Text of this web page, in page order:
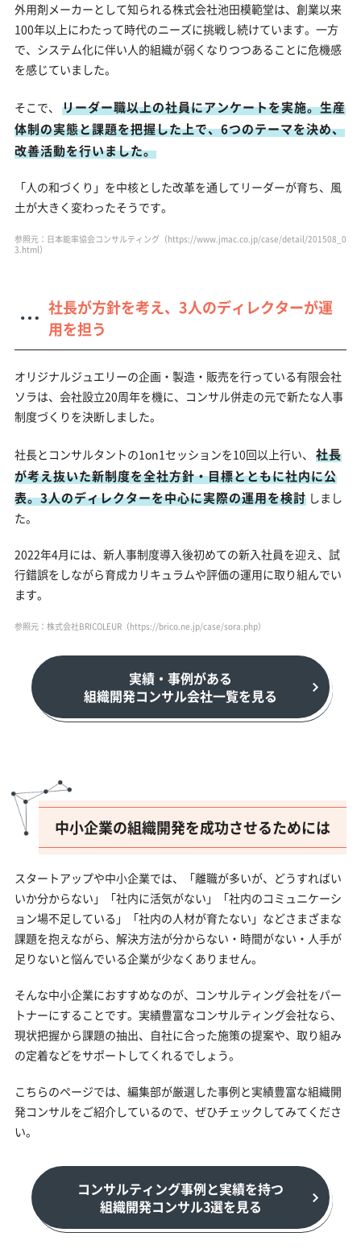
外用剤メーカーとして知られる株式会社池田模範堂は、創業以来
100年以上にわたって時代のニーズに挑戦し続けています。一方
で、システム化に伴い人的組織が弱くなりつつあることに危機感
を感じていました。
そこで、
リーダー職以上の社員にアンケートを実施。生産
体制の実態と課題を把握した上で、6つのテーマを決め、
改善活動を行いました。
「人の和づくり」を中核とした改革を通してリーダーが育ち、風
土が大きく変わったそうです。
参照元：日本能率協会コンサルティング（https://www.jmac.co.jp/case/detail/201508_0
3.html）
社長が方針を考え、3人のディレクターが運
用を担う
オリジナルジュエリーの企画・製造・販売を行っている有限会社
ソラは、会社設立20周年を機に、コンサル併走の元で新たな人事
制度づくりを決断しました。
社長とコンサルタントの1on1セッションを10回以上行い、
社長
が考え抜いた新制度を全社方針・目標とともに社内に公
表。3人のディレクターを中心に実際の運用を検討 しまし
た。
2022年4月には、新人事制度導入後初めての新入社員を迎え、試
行錯誤をしながら育成カリキュラムや評価の運用に取り組んでい
ます。
参照元：株式会社BRICOLEUR（https://brico.ne.jp/case/sora.php）
実績・事例がある
組織開発コンサル会社一覧を見る
中小企業の組織開発を成功させるためには
スタートアップや中小企業では、「離職が多いが、どうすればい
いか分からない」「社内に活気がない」「社内のコミュニケーシ
ョン場不足している」「社内の人材が育たない」などさまざまな
課題を抱えながら、解決方法が分からない・時間がない・人手が
足りないと悩んでいる企業が少なくありません。
そんな中小企業におすすめなのが、コンサルティング会社をパー
トナーにすることです。実績豊富なコンサルティング会社なら、
現状把握から課題の抽出、自社に合った施策の提案や、取り組み
の定着などをサポートしてくれるでしょう。
こちらのページでは、編集部が厳選した事例と実績豊富な組織開
発コンサルをご紹介しているので、ぜひチェックしてみてくださ
い。
コンサルティング事例と実績を持つ
組織開発コンサル3選を見る